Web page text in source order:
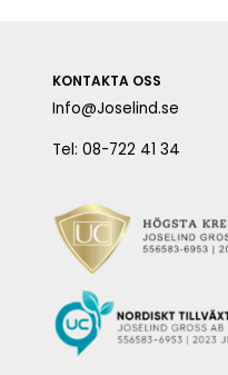
KONTAKTA OSS
Info@Joselind.se
Tel: 08-722 41 34